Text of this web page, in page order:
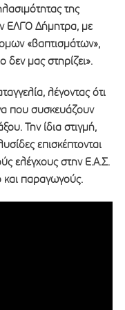
της
ΕΛΓΟ Δήμητρα, με
«βαπτισμάτων»,
δεν μας στηρίζει».
λέγοντας ότι
που συσκευάζουν
Την ίδια στιγμή,
επισκέπτονται
ελέγχους στην Ε.Α.Σ.
και παραγωγούς.